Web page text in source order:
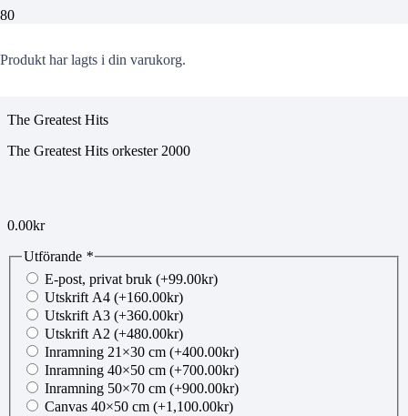
Produkt har lagts i din varukorg.
00763718
The Greatest Hits
The Greatest Hits orkester 2000
0.00kr
Utförande *
E-post, privat bruk (+99.00kr)
Utskrift A4 (+160.00kr)
Utskrift A3 (+360.00kr)
Utskrift A2 (+480.00kr)
Inramning 21×30 cm (+400.00kr)
Inramning 40×50 cm (+700.00kr)
Inramning 50×70 cm (+900.00kr)
Canvas 40×50 cm (+1,100.00kr)